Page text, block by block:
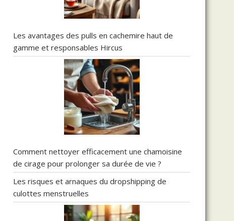
Les avantages des pulls en cachemire haut de
gamme et responsables Hircus
Comment nettoyer efficacement une chamoisine
de cirage pour prolonger sa durée de vie ?
Les risques et arnaques du dropshipping de
culottes menstruelles